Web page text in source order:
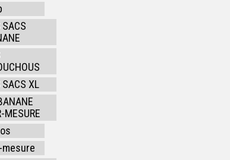
SACS
SACS XL
MESURE